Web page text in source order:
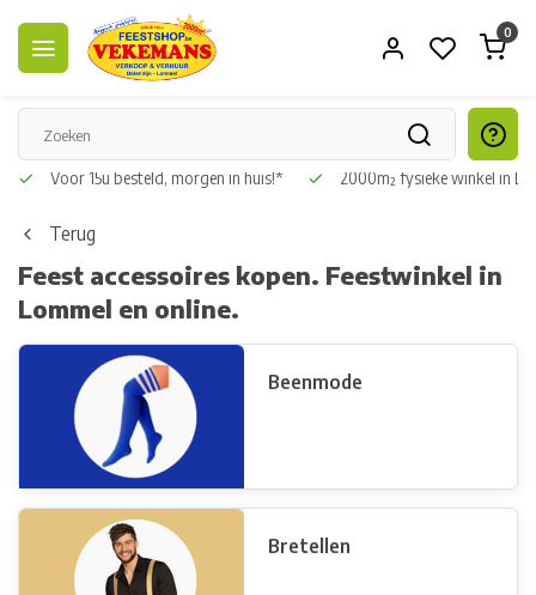
0
Voor 15u besteld, morgen in huis!* 2000m² fysieke winkel in
Terug
Feest accessoires kopen. Feestwinkel in
Lommel en online.
Beenmode
Bretellen